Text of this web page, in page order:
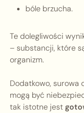
bóle brzucha.
Te dolegliwości
– substancji, które
organizm.
Dodatkowo, surowa
mogą być
tak istotne jest